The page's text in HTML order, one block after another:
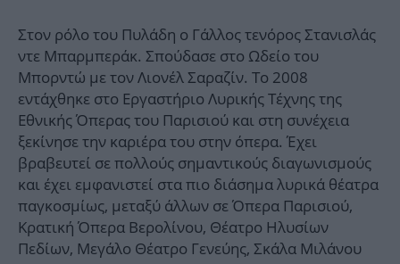
Στον ρόλο του Πυλάδη ο Γάλλος τενόρος Στανισλάς
ντε Μπαρμπεράκ. Σπούδασε στο Ωδείο του
Μπορντώ με τον Λιονέλ Σαραζίν. Το 2008
εντάχθηκε στο Εργαστήριο Λυρικής Τέχνης της
Εθνικής Όπερας του Παρισιού και στη συνέχεια
ξεκίνησε την καριέρα του στην όπερα. Έχει
βραβευτεί σε πολλούς σημαντικούς διαγωνισμούς
και έχει εμφανιστεί στα πιο διάσημα λυρικά θέατρα
παγκοσμίως, μεταξύ άλλων σε Όπερα Παρισιού,
Κρατική Όπερα Βερολίνου, Θέατρο Ηλυσίων
Πεδίων, Μεγάλο Θέατρο Γενεύης, Σκάλα Μιλάνου